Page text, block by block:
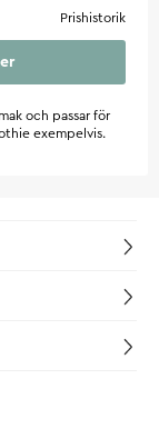
Prishistorik
och passar för
exempelvis.